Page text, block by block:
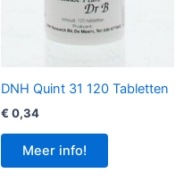
DNH Quint 31 120 Tabletten
€ 0,34
Meer info!